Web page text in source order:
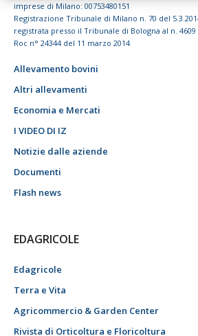
imprese di Milano: 00753480151
Registrazione Tribunale di Milano n. 70 del
registrata presso il Tribunale di Bologna al n. 4609
Roc n° 24344 del 11 marzo 2014
Allevamento bovini
Altri allevamenti
Economia e Mercati
I VIDEO DI IZ
Notizie dalle aziende
Documenti
Flash news
EDAGRICOLE
Edagricole
Terra e Vita
Agricommercio & Garden Center
Rivista di Orticoltura e Floricoltura